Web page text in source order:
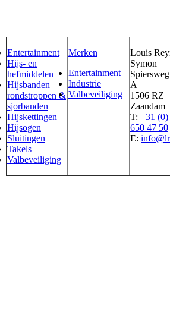
Entertainment
Hijs- en
hefmiddelen
Hijsbanden
rondstroppen &
sjorbanden
Hijskettingen
Hijsogen
Sluitingen
Takels
Valbeveiliging
Merken
Entertainment
Industrie
Valbeveiliging
Louis
Symon
A
1506 RZ
Zaandam
T: +31 (0)
650 47 50
E: